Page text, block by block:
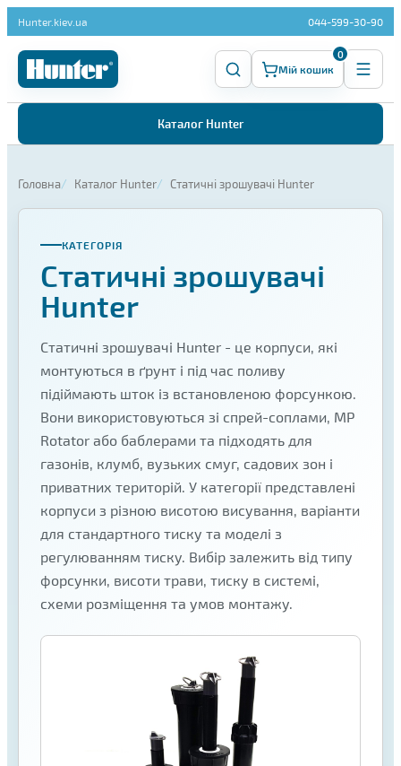
Hunter.kiev.ua 044-599-30-90
Мій кошик
0
Каталог Hunter
Головна Каталог Hunter Статичні зрошувачі Hunter
КАТЕГОРІЯ
Статичні зрошувачі
Hunter
Статичні зрошувачі Hunter - це корпуси, які
монтуються в ґрунт і під час поливу
підіймають шток із встановленою форсункою.
Вони використовуються зі спрей-соплами, MP
Rotator або баблерами та підходять для
газонів, клумб, вузьких смуг, садових зон і
приватних територій. У категорії представлені
корпуси з різною висотою висування, варіанти
для стандартного тиску та моделі з
регулюванням тиску. Вибір залежить від типу
форсунки, висоти трави, тиску в системі,
схеми розміщення та умов монтажу.